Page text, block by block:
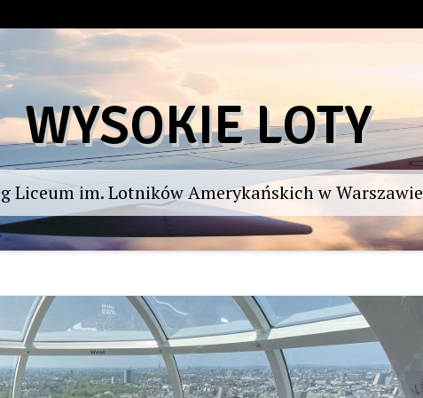
WYSOKIE LOTY
Liceum im. Lotników Amerykańskich w Warszawie